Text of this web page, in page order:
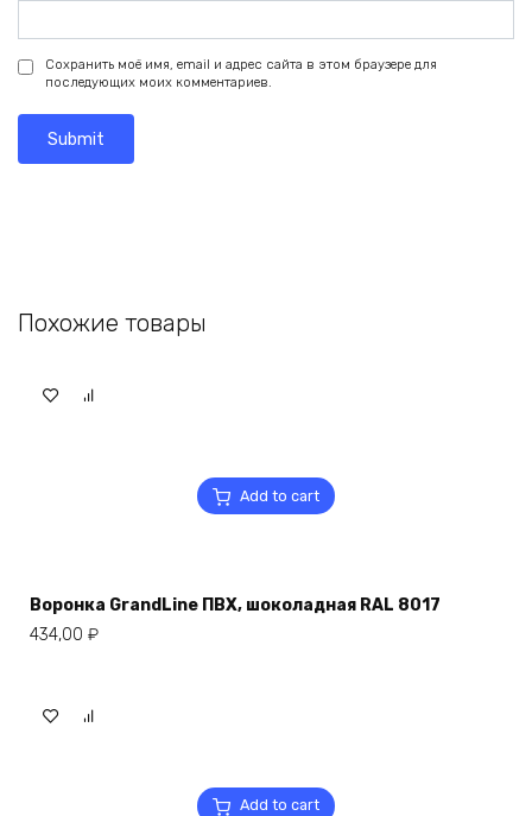
Сохранить моё имя, email и адрес сайта в этом браузере для
последующих моих комментариев.
Похожие товары
Add to cart
Воронка GrandLine ПВХ, шоколадная RAL 8017
434,00 ₽
Add to cart